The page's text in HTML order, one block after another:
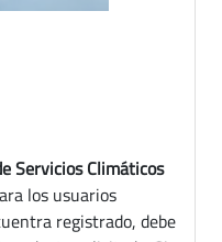
Servicios Climáticos
los usuarios
registrado, debe